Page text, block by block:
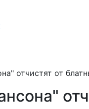
отчистят от